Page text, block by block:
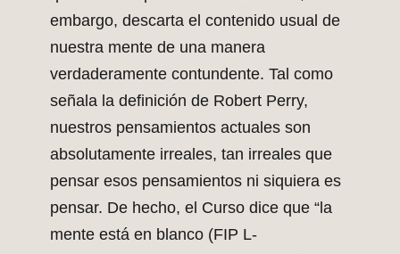
embargo, descarta el contenido usual de
nuestra mente de una manera
verdaderamente contundente. Tal como
señala la definición de Robert Perry,
nuestros pensamientos actuales son
absolutamente irreales, tan irreales que
pensar esos pensamientos ni siquiera es
pensar. De hecho, el Curso dice que “la
mente está en blanco (FIP L-